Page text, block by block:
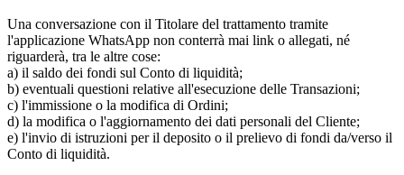
Una conversazione con il Titolare del trattamento tramite
l'applicazione WhatsApp non conterrà mai link o allegati, né
riguarderà, tra le altre cose:
a) il saldo dei fondi sul Conto di liquidità;
b) eventuali questioni relative all'esecuzione delle Transazioni;
c) l'immissione o la modifica di Ordini;
d) la modifica o l'aggiornamento dei dati personali del Cliente;
e) l'invio di istruzioni per il deposito o il prelievo di fondi da/verso il
Conto di liquidità.